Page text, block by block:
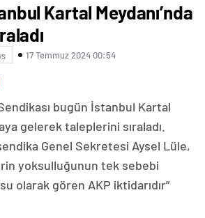
Kartal Meydanı’nda
17 Temmuz 2024 00:54
bugün İstanbul Kartal
gelerek taleplerini sıraladı.
Genel Sekretesi Aysel Lüle,
yoksulluğunun tek sebebi
olarak gören AKP iktidarıdır”